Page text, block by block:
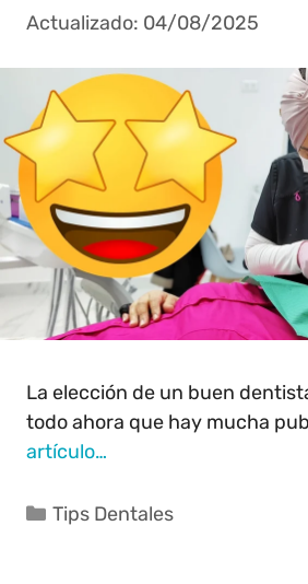
04/08/2025
La elección de un buen
todo ahora que hay mucha
artículo…
Tips Dentales